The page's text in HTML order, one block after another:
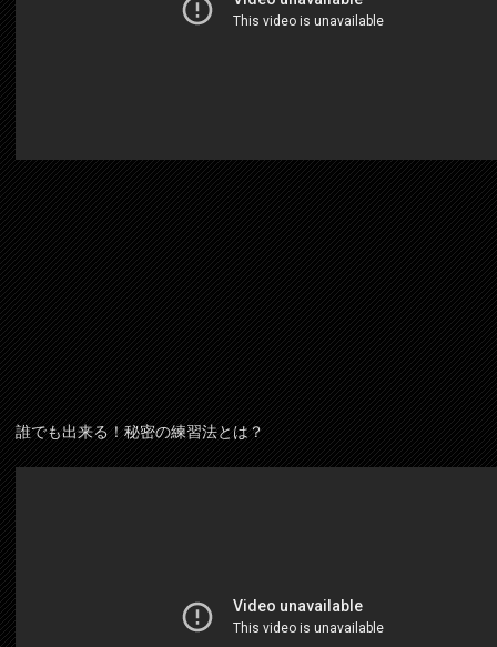
誰でも出来る！秘密の練習法とは？